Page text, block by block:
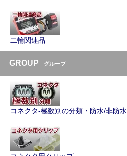
二輪関連品
GROUP グループ
コネクタ-極数別の分類・防水/非防水